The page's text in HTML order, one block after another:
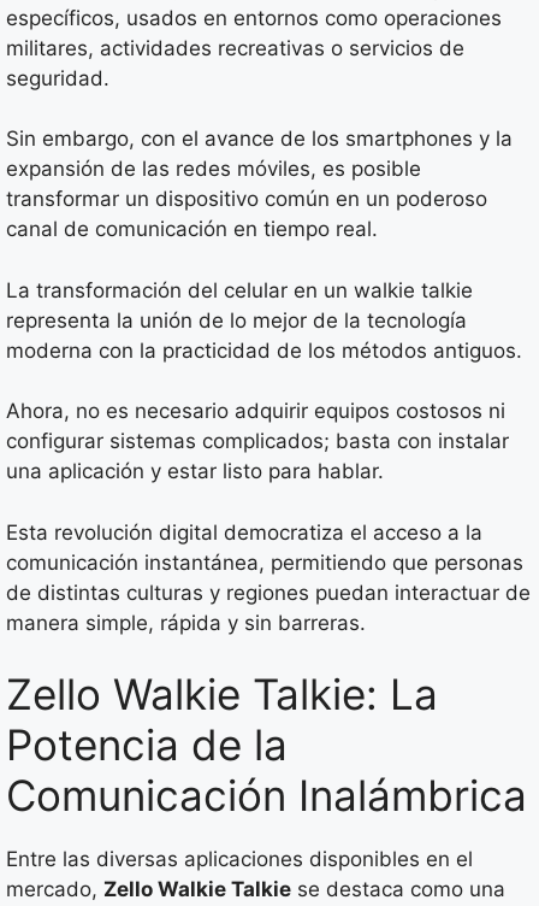
específicos, usados en entornos como operaciones
militares, actividades recreativas o servicios de
seguridad.
Sin embargo, con el avance de los smartphones y la
expansión de las redes móviles, es posible
transformar un dispositivo común en un poderoso
canal de comunicación en tiempo real.
La transformación del celular en un walkie talkie
representa la unión de lo mejor de la tecnología
moderna con la practicidad de los métodos antiguos.
Ahora, no es necesario adquirir equipos costosos ni
configurar sistemas complicados; basta con instalar
una aplicación y estar listo para hablar.
Esta revolución digital democratiza el acceso a la
comunicación instantánea, permitiendo que personas
de distintas culturas y regiones puedan interactuar de
manera simple, rápida y sin barreras.
Zello Walkie Talkie: La
Potencia de la
Comunicación Inalámbrica
Entre las diversas aplicaciones disponibles en el
mercado, Zello Walkie Talkie se destaca como una